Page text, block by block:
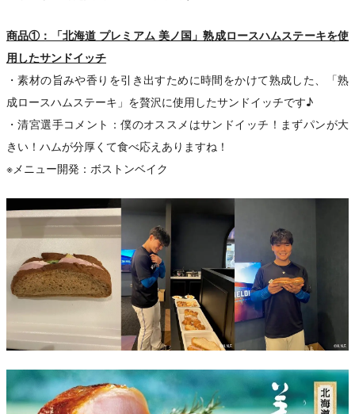
商品①：「北海道 プレミアム 美ノ国」熟成ロースハムステーキを使
用したサンドイッチ
・素材の旨みや香りを引き出すために時間をかけて熟成した、「熟
成ロースハムステーキ」を贅沢に使用したサンドイッチです♪
・清宮選手コメント：僕のオススメはサンドイッチ！まずパンが大
きい！ハムが分厚くて食べ応えありますね！
※メニュー開発：ボストンベイク